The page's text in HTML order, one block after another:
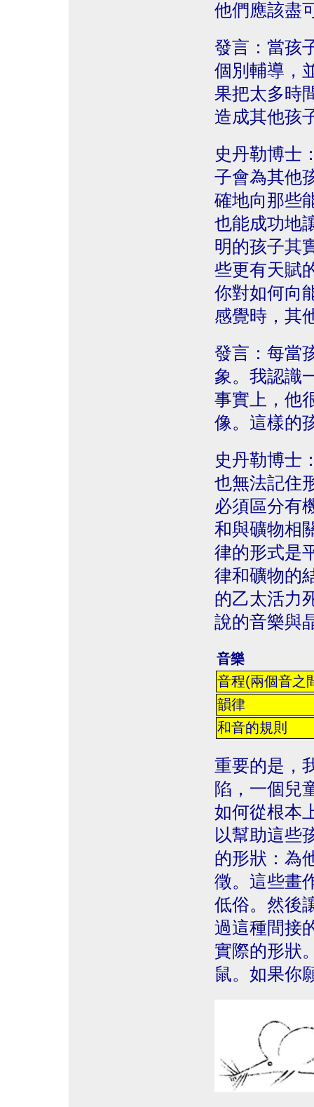
他們應該盡
發言：當孩
個別輔導，
果把太多時
造成其他孩
史丹勒博士
子會為其他
確地向那些
也能成功地
明的孩子其
些更有天賦
你對如何向
感覺時，其
發言：每當
象。我認識
事實上，他
像。這樣的
史丹勒博士
也無法記住
必須區分有
和與礦物相
律的形式是
律和礦物的
的乙太活力
說的音樂與
音樂
音程(兩個音之
韻律
和音的規則
重要的是，
陷，一個兒
如何從根本
以幫助這些
的形狀：為
徵。這些畫
低俗。然後
過這種間接
實際的形狀
鼠。如果你